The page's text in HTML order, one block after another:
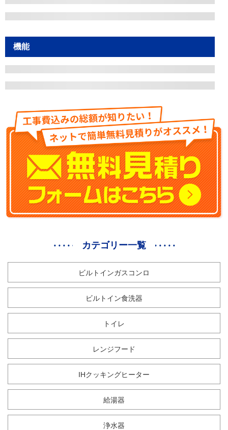
機能
カテゴリー一覧
ビルトインガスコンロ
ビルトイン食洗器
トイレ
レンジフード
IHクッキングヒーター
給湯器
浄水器